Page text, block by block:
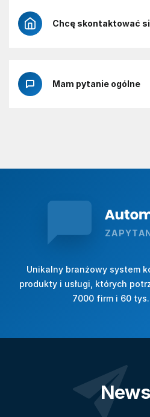
Chcę skontaktować
Mam pytanie ogólne
Unikalny branżowy system
produkty i usługi, których
7000 firm i 60